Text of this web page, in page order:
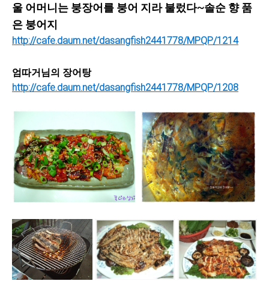
울 어머니는 붕장어를 붕어 지라 불렀다~솔순 향 품
은 붕어지
http://cafe.daum.net/dasangfish2441778/MPQP/1214
엄따거님의 장어탕
http://cafe.daum.net/dasangfish2441778/MPQP/1208